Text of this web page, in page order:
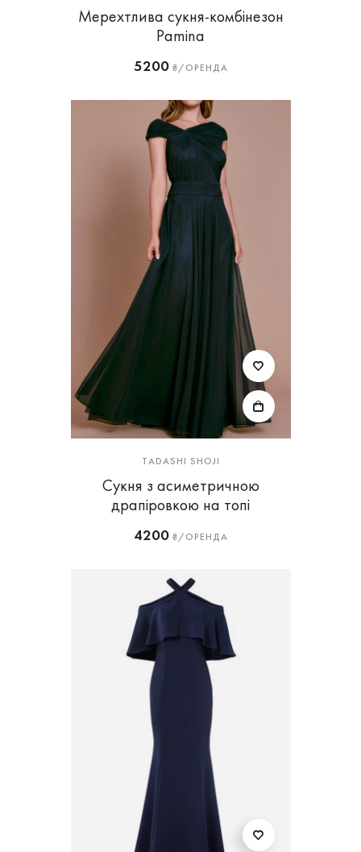
Мерехтлива сукня-комбінезон
Pamina
5200₴/ОРЕНДА
TADASHI SHOJI
Сукня з асиметричною
драпіровкою на топі
4200₴/ОРЕНДА